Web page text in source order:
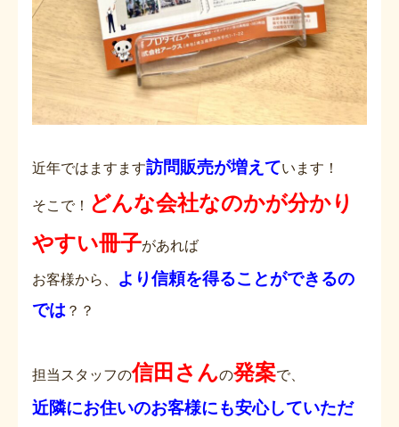
近年ではますます訪問販売が増えています！
そこで！ どんな会社なのかが分かり
やすい冊子があれば
お客様から、 より信頼を得ることができるの
では ？？
担当スタッフの信田さんの発案で、
近隣にお住いのお客様にも安心していただ